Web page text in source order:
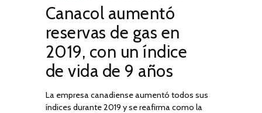
ON
2025
Canacol aumentó
reservas de gas en
2019, con un índice
de vida de 9 años
La empresa canadiense aumentó todos sus
índices durante 2019 y se reafirma como la